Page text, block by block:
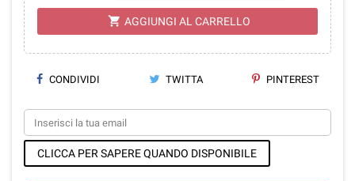
shopping_cart AGGIUNGI AL CARRELLO
CONDIVIDI TWITTA PINTEREST
CLICCA PER SAPERE QUANDO DISPONIBILE